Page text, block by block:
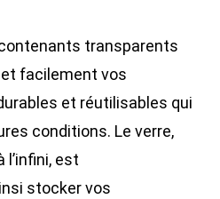
transparents
facilement vos
et réutilisables qui
conditions. Le verre,
est
stocker vos